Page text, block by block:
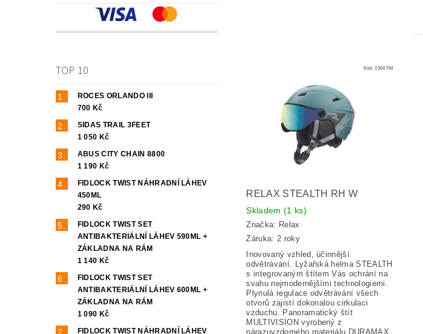
TOP 10
ROCES ORLANDO III
700 Kč
SIDAS TRAIL 3FEET
1 050 Kč
ABUS CITY CHAIN 8800
1 190 Kč
FIDLOCK TWIST NÁHRADNÍ LÁHEV
450ML
290 Kč
FIDLOCK TWIST SET
ANTIBAKTERIÁLNÍ LÁHEV 590ML +
ZÁKLADNA NA RÁM
1 140 Kč
FIDLOCK TWIST SET
ANTIBAKTERIÁLNÍ LÁHEV 600ML +
ZÁKLADNA NA RÁM
1 090 Kč
FIDLOCK TWIST NÁHRADNÍ LÁHEV
Kód:15047/M
RELAX STEALTH RH W
Skladem (1 ks)
Značka: Relax
Záruka: 2 roky
Inovovaný vzhled, účinnější
odvětrávání. Lyžařská helma STEALTH
s integrovaným štítem Vás ochrání na
svahu nejmodernějšími technologiemi.
Plynulá regulace odvětrávání všech
otvorů zajistí dokonalou cirkulaci
vzduchu. Panoramatický štít
MULTIVISION vyrobený z
nárazuvzdorného materiálu DURAMAX